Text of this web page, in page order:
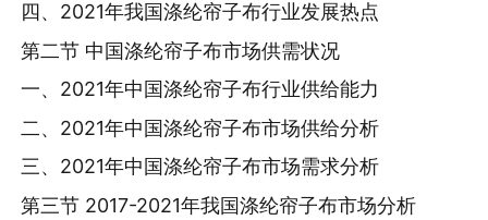
四、2021年我国涤纶帘子布行业发展热点
第二节 中国涤纶帘子布市场供需状况
一、2021年中国涤纶帘子布行业供给能力
二、2021年中国涤纶帘子布市场供给分析
三、2021年中国涤纶帘子布市场需求分析
第三节 2017-2021年我国涤纶帘子布市场分析